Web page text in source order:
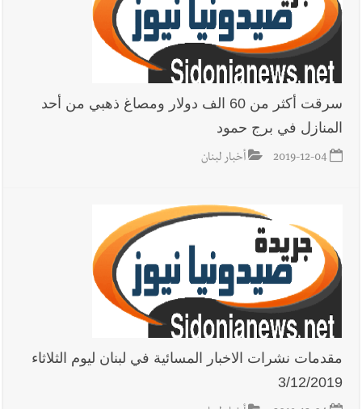
سرقت أكثر من 60 الف دولار ومصاغ ذهبي من أحد
المنازل في برج حمود
2019-12-04 أخبار لبنان
مقدمات نشرات الاخبار المسائية في لبنان ليوم الثلاثاء
3/12/2019